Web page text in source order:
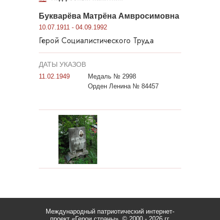
Букварёва Матрёна Амвросимовна
10.07.1911 - 04.09.1992
Герой Социалистического Труда
ДАТЫ УКАЗОВ
11.02.1949
Медаль № 2998
Орден Ленина № 84457
Международный патриотический интернет-